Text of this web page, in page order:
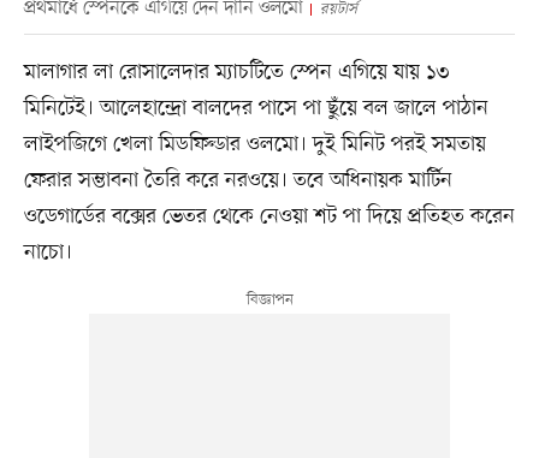
প্রথমার্ধে স্পেনকে এগিয়ে দেন দানি ওলমো রয়টার্স
মালাগার লা রোসালেদার ম্যাচটিতে স্পেন এগিয়ে যায় ১৩
মিনিটেই। আলেহান্দ্রো বালদের পাসে পা ছুঁয়ে বল জালে পাঠান
লাইপজিগে খেলা মিডফিল্ডার ওলমো। দুই মিনিট পরই সমতায়
ফেরার সম্ভাবনা তৈরি করে নরওয়ে। তবে অধিনায়ক মার্টিন
ওডেগার্ডের বক্সের ভেতর থেকে নেওয়া শট পা দিয়ে প্রতিহত করেন
নাচো।